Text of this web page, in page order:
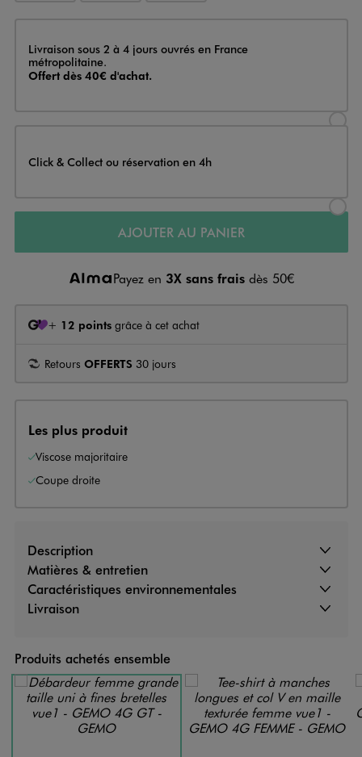
Livraison
Livraison sous 2 à 4 jours ouvrés en France
métropolitaine.
Offert dès 40€ d'achat.
Click & Collect ou réservation en 4h
AJOUTER AU PANIER
Payez en 3X sans frais dès 50€
+ 12 points grâce à cet achat
Retours OFFERTS 30 jours
Les plus produit
Viscose majoritaire
Coupe droite
Description
Matières & entretien
Caractéristiques environnementales
Livraison
Produits achetés ensemble